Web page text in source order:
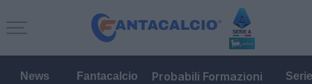
News Fantacalcio Probabili Formazioni